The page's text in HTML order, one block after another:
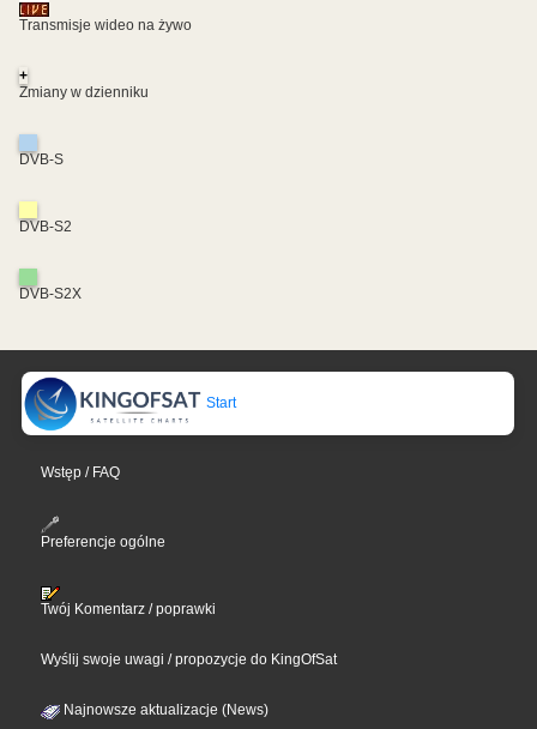
Transmisje wideo na żywo
+
Zmiany w dzienniku
DVB-S
DVB-S2
DVB-S2X
Start
Wstęp / FAQ
Preferencje ogólne
Twój Komentarz / poprawki
Wyślij swoje uwagi / propozycje do KingOfSat
Najnowsze aktualizacje (News)